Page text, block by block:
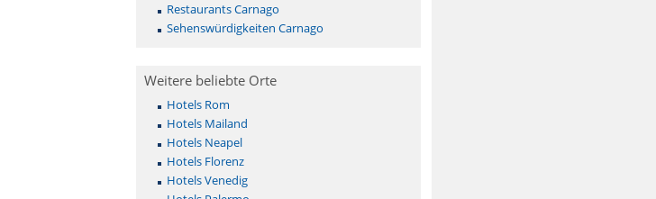
Restaurants Carnago
Sehenswürdigkeiten Carnago
Weitere beliebte Orte
Hotels Rom
Hotels Mailand
Hotels Neapel
Hotels Florenz
Hotels Venedig